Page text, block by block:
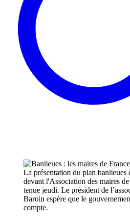
La présentation du plan
devant l'Association des maires
tenue jeudi. Le président de
Baroin espère que le
compte.